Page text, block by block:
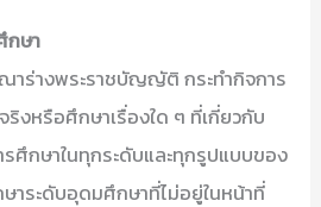
กษา
าร่างพระราชบัญญัติ กระทำกิจการ
งหรือศึกษาเรื่องใด ๆ ที่เกี่ยวกับ
ศึกษาในทุกระดับและทุกรูปแบบของ
าระดับอุดมศึกษาที่ไม่อยู่ในหน้าที่